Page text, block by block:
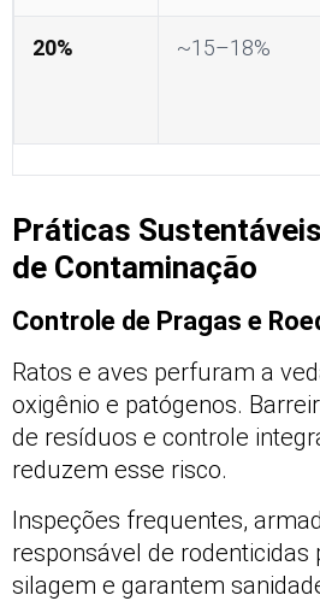
20% ~15–18%
Práticas
de Contaminação
Controle de Pragas e
Ratos e aves perfuram a
oxigênio e patógenos.
de resíduos e controle
reduzem esse risco.
Inspeções frequentes,
responsável de rodenticidas
silagem e garantem